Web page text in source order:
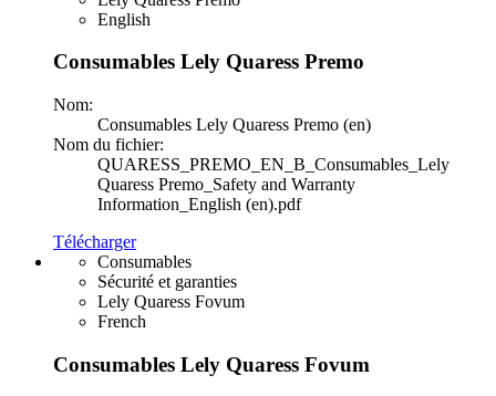
English
Consumables Lely Quaress Premo
Nom:
Consumables Lely Quaress Premo (en)
Nom du fichier:
QUARESS_PREMO_EN_B_Consumables_Lely
Quaress Premo_Safety and Warranty
Information_English (en).pdf
Télécharger
Consumables
Sécurité et garanties
Lely Quaress Fovum
French
Consumables Lely Quaress Fovum